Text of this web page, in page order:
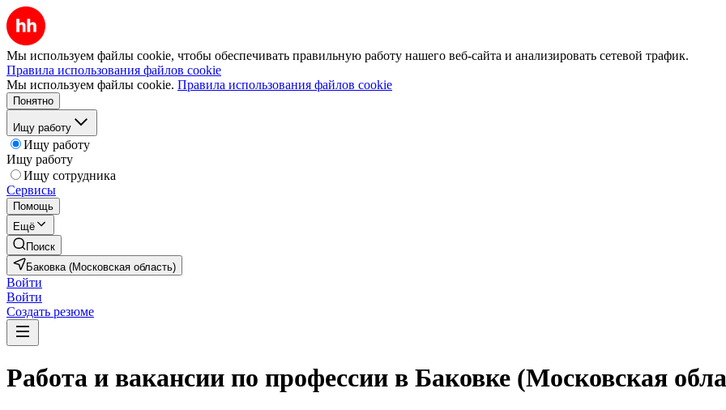
Мы используем файлы cookie, чтобы обеспечивать правильную работу нашего веб-сайта и анализировать сетевой трафик.
Правила использования файлов cookie
Мы используем файлы cookie. Правила использования файлов cookie
Понятно
Ищу работу
Ищу работу
Ищу работу
Ищу сотрудника
Сервисы
Помощь
Ещё
Поиск
Баковка (Московская область)
Войти
Войти
Создать резюме
Работа и вакансии по профессии в Баковке (Московская